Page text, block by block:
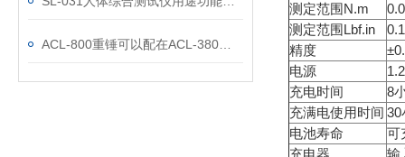
测定范围N.m
测定范围Lbf.in
精度
电源
充电时间
8
充满电使用时间 30
电池寿命
可
充电器
输